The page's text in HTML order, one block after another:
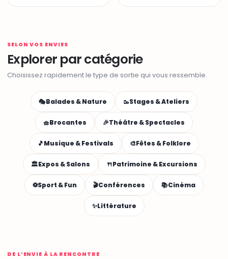
SELON VOS ENVIES
Explorer par catégorie
Choisissez rapidement le type de sortie qui vous ressemble.
🎭Balades & Nature 🥾Stages & Ateliers
🧺Brocantes 🎉Théâtre & Spectacles
🎵Musique & Festivals 🎨Fêtes & Folklore
🏛️Expos & Salons 🍴Patrimoine & Excursions
⚽Sport & Fun 🎬Conférences 📚Cinéma
✨Littérature
DE L’ENVIE À LA RENCONTRE